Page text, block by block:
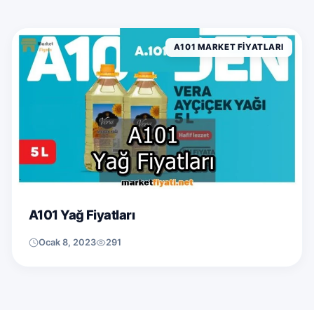
A101 MARKET FIYATLARI
A101 Yağ Fiyatları
Ocak 8, 2023 291